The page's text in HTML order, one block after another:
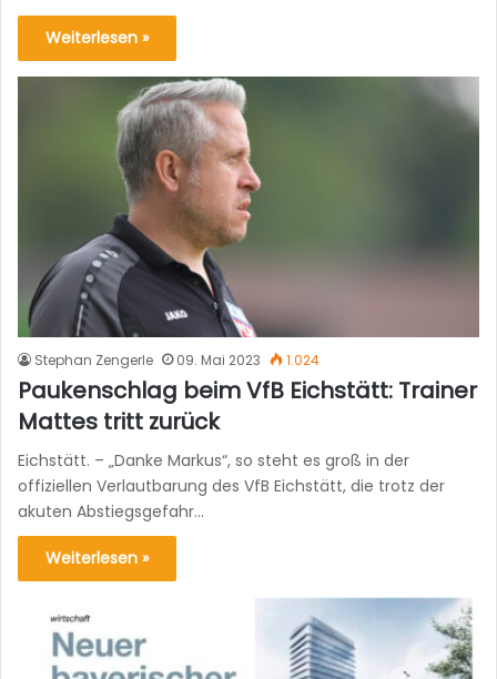
Weiterlesen »
Stephan Zengerle 09. Mai 2023 1.024
Paukenschlag beim VfB Eichstätt: Trainer
Mattes tritt zurück
Eichstätt. – „Danke Markus“, so steht es groß in der
offiziellen Verlautbarung des VfB Eichstätt, die trotz der
akuten Abstiegsgefahr…
Weiterlesen »